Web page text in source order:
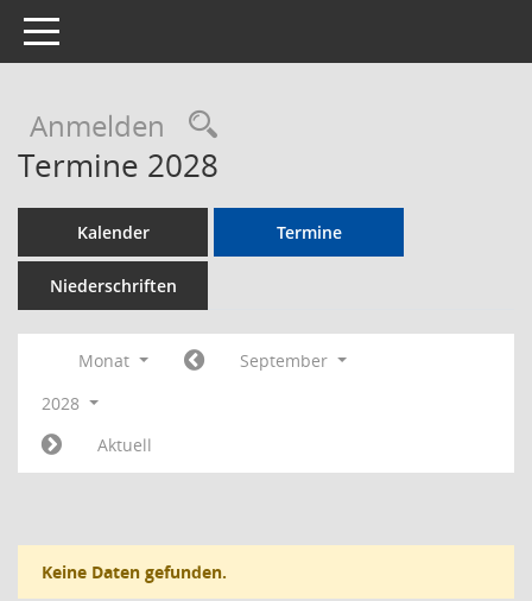
Toggle navigation
Anmelden Rechercheauswahl
Termine 2028
Kalender Termine
Niederschriften
Monat
September
2028
Aktuell
Keine Daten gefunden.